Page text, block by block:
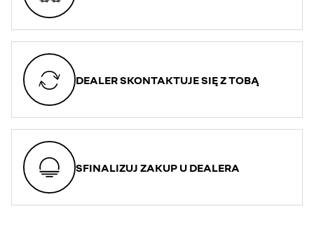
DEALER SKONTAKTUJE SIĘ Z TOBĄ
SFINALIZUJ ZAKUP U DEALERA